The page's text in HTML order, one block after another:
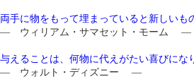
両手に物をもって埋まっていると新しいも
― ウィリアム・サマセット・モーム ―
与えることは、何物に代えがたい喜びにな
― ウォルト・ディズニー ―